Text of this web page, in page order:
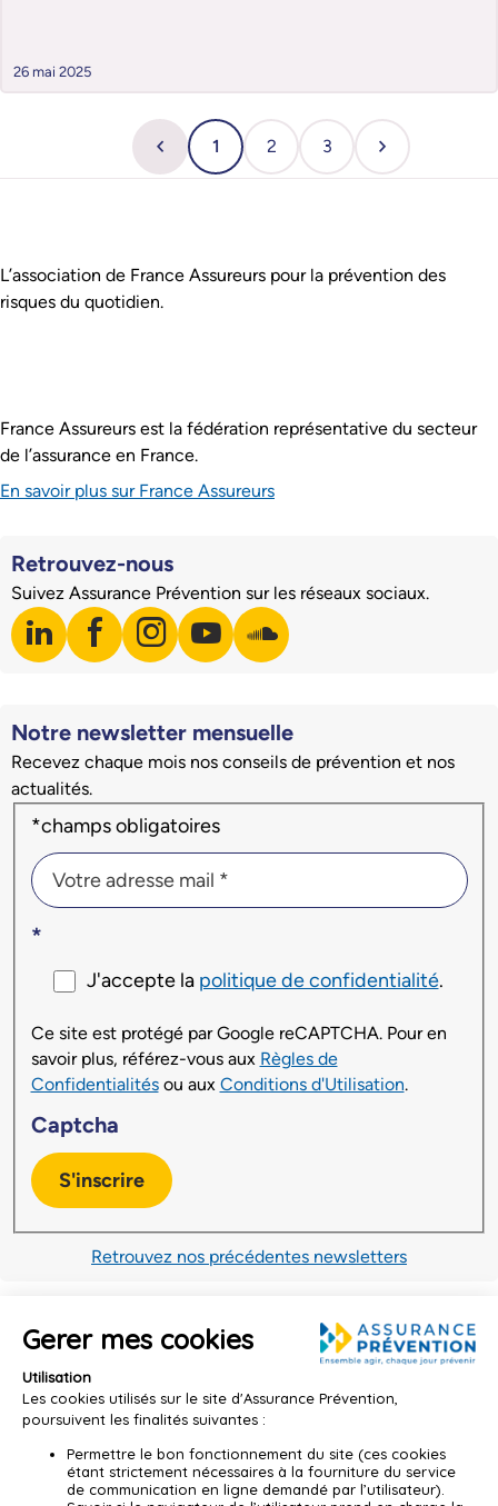
26 mai 2025
Page précédente
Page numéro
1 Page numéro
2 Page numéro
3
Page suivante
Assurance Prévention est :
L’association de France Assureurs pour la prévention des
risques du quotidien.
France Assureurs est la fédération représentative du secteur
de l’assurance en France.
En savoir plus sur France Assureurs
Liens utiles
NOS DOMAINES D'ACTIONS
Santé
Risques numériques
Risques naturels
Sport et loisirs
NOTRE ÉCOSYSTÈME
Pas à pas
prudence lien externe
Cyber'Prev lien externe
Retrouvez-nous
Suivez Assurance Prévention sur les réseaux sociaux.
linkedin
Visiter notre page LinkedIn
facebook
Visiter notre page Facebook
instagram
Visiter notre page Instagram
youtube
Visiter notre page Youtube
soundcloud
Visiter notre page
Notre newsletter mensuelle
Recevez chaque mois nos conseils de prévention et nos
actualités.
Champs du formulaire d'inscription à la newsletter
*champs obligatoires
Votre adresse mail *
Votre adresse mail *
*
J'accepte la politique de confidentialité.
Ce site est protégé par Google reCAPTCHA. Pour en
savoir plus, référez-vous aux Règles de
Confidentialitésou aux Conditions d'Utilisation.
Captcha
S'inscrire
Retrouvez nos précédentes newsletters